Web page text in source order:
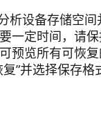
析设备存储空
一定时间，请
预览所有可恢
”并选择保存